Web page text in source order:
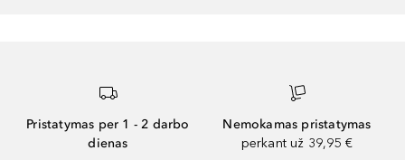
Pristatymas per 1 - 2 darbo
dienas
Nemokamas pristatymas
perkant už 39,95 €